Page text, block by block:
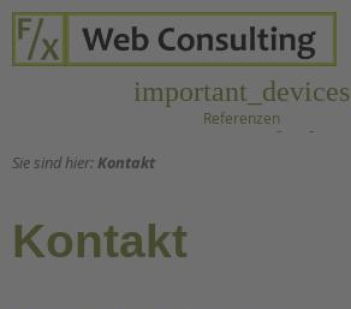
important_devices
Referenzen
contact_mail phone
Sie sind hier:Kontakt
Kontakt